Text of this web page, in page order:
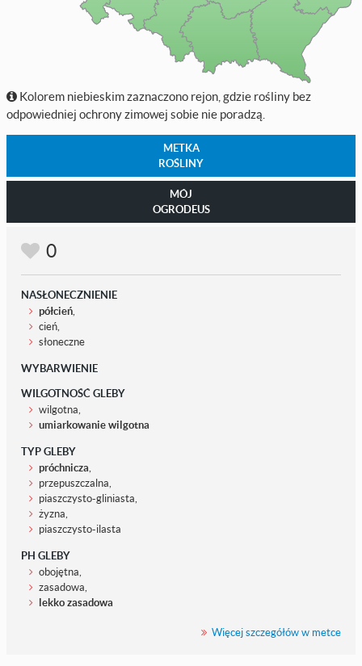
Kolorem niebieskim zaznaczono rejon, gdzie rośliny bez
odpowiedniej ochrony zimowej sobie nie poradzą.
METKA
ROŚLINY
MÓJ
OGRODEUS
0
NASŁONECZNIENIE
półcień
cień,
słoneczne
WYBARWIENIE
WILGOTNOŚĆ GLEBY
wilgotna,
umiarkowanie wilgotna
TYP GLEBY
próchnicza
przepuszczalna,
piaszczysto-gliniasta,
żyzna,
piaszczysto-ilasta
PH GLEBY
obojętna,
zasadowa,
lekko zasadowa
Więcej szczegółów w metce